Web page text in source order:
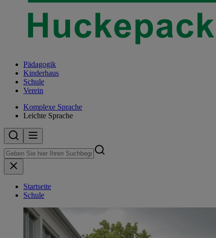
Pädagogik
Kinderhaus
Schule
Verein
Komplexe Sprache
Leichte Sprache
Startseite
Schule